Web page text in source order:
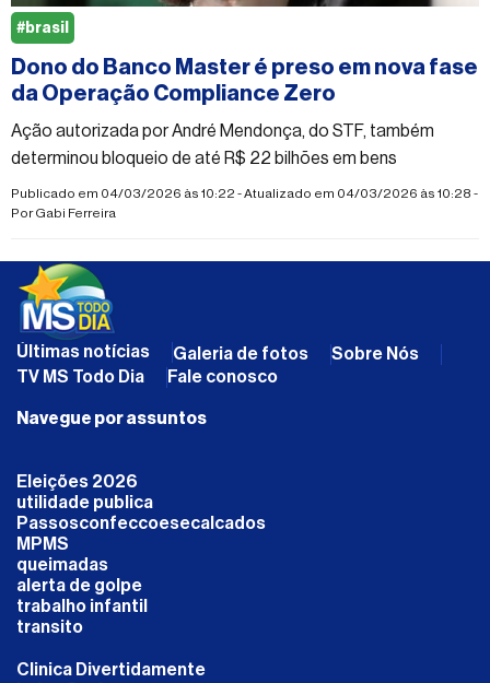
Dono do Banco Master é preso em nova fase
da Operação Compliance Zero
Ação autorizada por André Mendonça, do STF, também
determinou bloqueio de até R$ 22 bilhões em bens
Publicado em 04/03/2026 às 10:22 - Atualizado em 04/03/2026 às 10:28 -
PorGabi Ferreira
#brasil
Últimas notícias Galeria de fotos
Sobre Nós
TV MS Todo Dia
Fale conosco
Navegue por assuntos
Eleições 2026
utilidade publica
Passosconfeccoesecalcados
MPMS
queimadas
alerta de golpe
trabalho infantil
transito
Clinica Divertidamente